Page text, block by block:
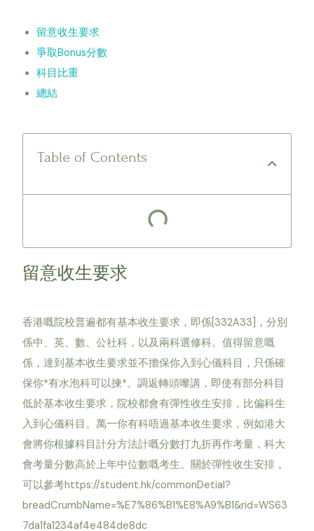
留意收生要求
爭取Bonus分數
科目比重
總結
Table of Contents
留意收生要求
香港嘅院校普遍都有基本收生要求，即係[332A33]，分別
係中、英、數、公社科，以及兩科選修科。值得留意嘅
係，達到基本收生要求並不擔保你入到心儀科目，只係確
保你*有水泡科可以揀*。調返轉頭嚟講，即使有部分科目
低於基本收生要求，院校都會有彈性收生安排，比偏科生
入到心儀科目。萬一你有科唔過基本收生要求，例如港大
會將你根據科目計分方法計嘅分數打九折再作考量，科大
會考量分數高於上年中位數嘅考生。關於彈性收生安排，
可以參考https://student.hk/commonDetial?
breadCrumbName=%E7%86%B1%E8%A9%B1&rid=WS63
7da1fa1234af4e484de8dc